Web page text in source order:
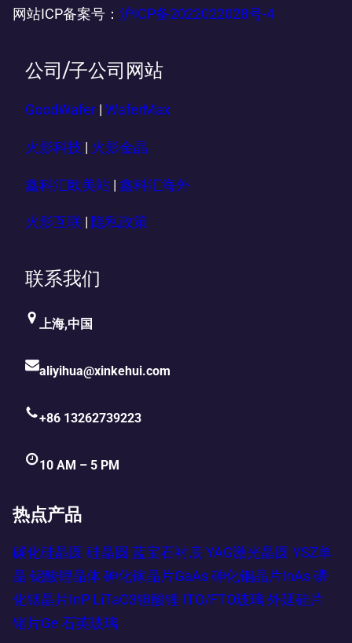
网站ICP备案号： 沪ICP备2022022028号-4
公司/子公司网站
GoodWafer WaferMax
火影科技 火影金晶
鑫科汇欧美站 | 鑫科汇海外
火影互联 隐私政策
联系我们
上海,中国
aliyihua@xinkehui.com
+86 13262739223
10 AM – 5 PM
热点产品
碳化硅晶圆 硅晶圆 蓝宝石衬底 YAG激光晶圆 YSZ单
晶 铌酸锂晶体 砷化镓晶片GaAs 砷化铟晶片InAs 磷
化铟晶片InP LiTaO3钽酸锂 ITO/FTO玻璃 外延硅片
锗片Ge 石英玻璃